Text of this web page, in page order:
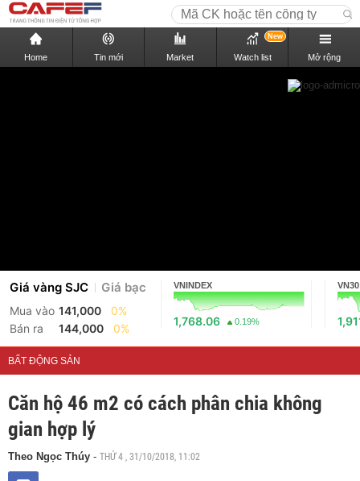
Home Tin mới Market Watch list
New
Mở rộng
Giá vàng SJC Giá bạc
Mua vào 141,000
0%
Bán ra
144,000 0%
VNINDEX
1,768.06 0.19%
VN30
BẤT ĐỘNG SẢN
Căn hộ 46 m2 có cách phân chia không
gian hợp lý
Theo Ngọc Thúy - THỨ 4 , 31/10/2018, 11:02